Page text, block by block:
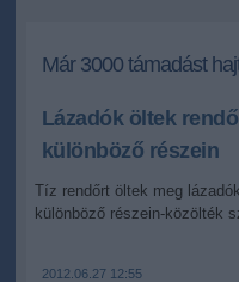
Már 3000 támadást
Lázadók öltek
különböző részein
Tíz rendőrt öltek meg
különböző részein-közölték
2012.06.27 12:55